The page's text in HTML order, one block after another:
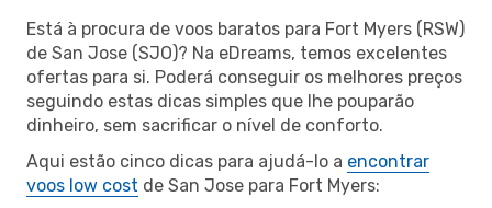
Está à procura de voos baratos para Fort Myers (RSW)
de San Jose (SJO)? Na eDreams, temos excelentes
ofertas para si. Poderá conseguir os melhores preços
seguindo estas dicas simples que lhe pouparão
dinheiro, sem sacrificar o nível de conforto.
Aqui estão cinco dicas para ajudá-lo a encontrar
voos low cost de San Jose para Fort Myers: